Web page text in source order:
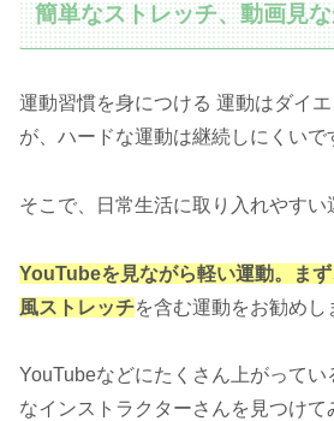
簡単なストレッチ、動画見
運動習慣を身につける 運動はダイ
が、ハードな運動は継続しにくいで
そこで、日常生活に取り入れやすい
YouTubeを見ながら軽い運動。ま
風ストレッチを含む運動をお勧めし
YouTubeなどにたくさん上がってい
なインストラクターさんを見つけて